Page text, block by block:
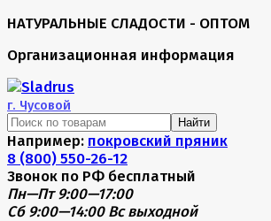
НАТУРАЛЬНЫЕ СЛАДОСТИ - ОПТОМ
Организационная информация
г. Чусовой
Найти
Например: покровский пряник
8 (800) 550-26-12
Звонок по РФ бесплатный
Пн—Пт 9:00—17:00
Сб 9:00—14:00 Вс выходной